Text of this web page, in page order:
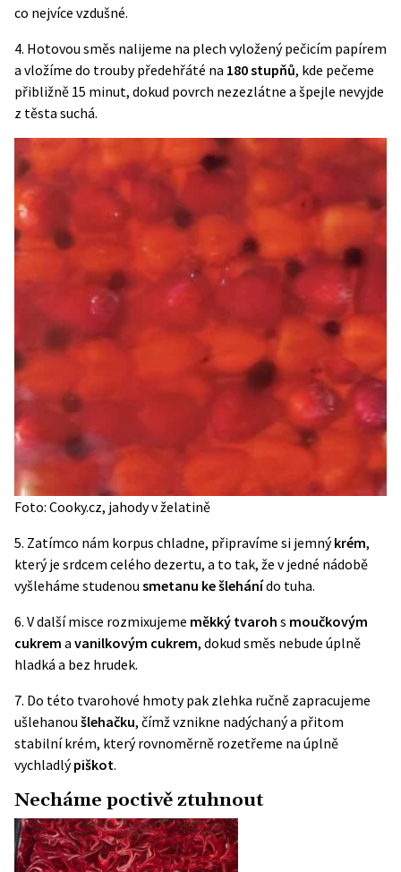
co nejvíce vzdušné.
4. Hotovou směs nalijeme na plech vyložený pečicím papírem
a vložíme do trouby předehřáté na 180 stupňů, kde pečeme
přibližně 15 minut, dokud povrch nezezlátne a špejle nevyjde
z těsta suchá.
Foto: Cooky.cz, jahody v želatině
5. Zatímco nám korpus chladne, připravíme si jemnýkrém,
který je srdcem celého dezertu, a to tak, že v jedné nádobě
vyšleháme studenou smetanu ke šlehánído tuha.
6. V další misce rozmixujeme měkký tvaroh s moučkovým
cukrem a vanilkovým cukrem, dokud směs nebude úplně
hladká a bez hrudek.
7. Do této tvarohové hmoty pak zlehka ručně zapracujeme
ušlehanou šlehačku, čímž vznikne nadýchaný a přitom
stabilní krém, který rovnoměrně rozetřeme na úplně
vychladlýpiškot.
Necháme poctivě ztuhnout